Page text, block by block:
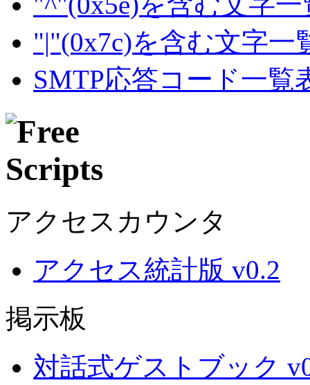
"|"(0x7c)を含む文字一
SMTP応答コード一覧
アクセスカウンタ
アクセス統計版 v0.2
掲示板
対話式ゲストブック